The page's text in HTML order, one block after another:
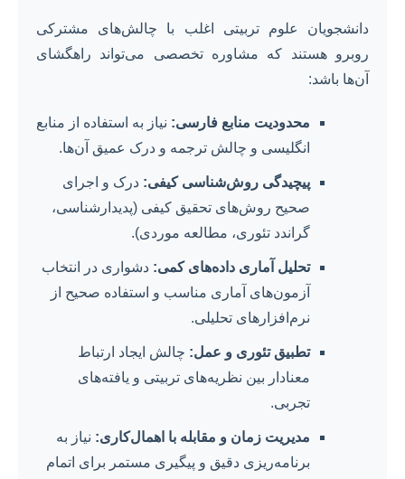
دانشجویان علوم تربیتی اغلب با چالش‌های مشترکی
روبرو هستند که مشاوره تخصصی می‌تواند راهگشای
آن‌ها باشد:
محدودیت منابع فارسی: نیاز به استفاده از منابع
انگلیسی و چالش ترجمه و درک عمیق آن‌ها.
پیچیدگی روش‌شناسی کیفی: درک و اجرای
صحیح روش‌های تحقیق کیفی (پدیدارشناسی،
گراندد تئوری، مطالعه موردی).
تحلیل آماری داده‌های کمی: دشواری در انتخاب
آزمون‌های آماری مناسب و استفاده صحیح از
نرم‌افزارهای تحلیلی.
تطبیق تئوری و عمل: چالش ایجاد ارتباط
معنادار بین نظریه‌های تربیتی و یافته‌های
تجربی.
مدیریت زمان و مقابله با اهمال‌کاری: نیاز به
برنامه‌ریزی دقیق و پیگیری مستمر برای اتمام